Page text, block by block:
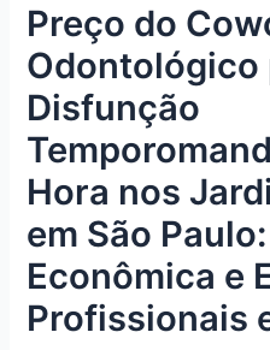
Preço do
Odontológico
Disfunção
Hora nos
em São
Econômica e
Profissionais